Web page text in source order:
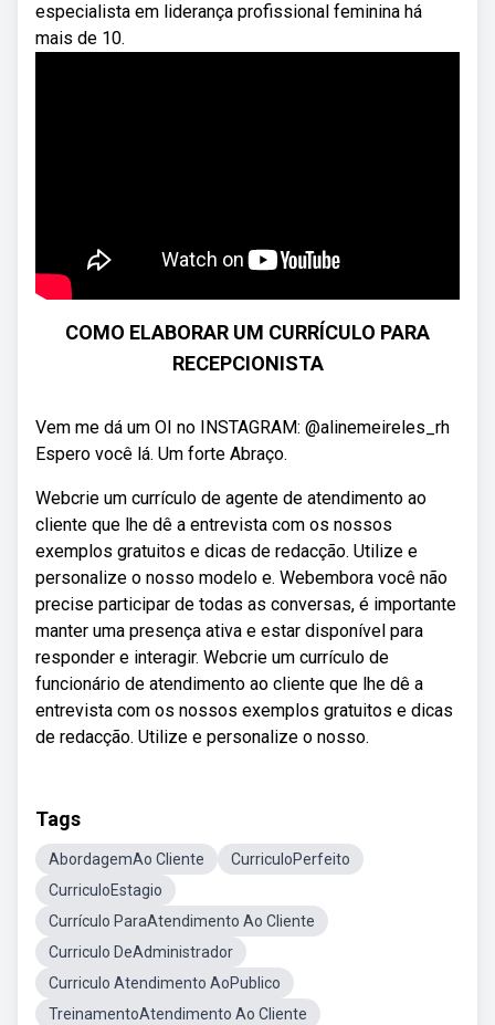
especialista em liderança profissional feminina há
mais de 10.
COMO ELABORAR UM CURRÍCULO PARA
RECEPCIONISTA
Vem me dá um OI no INSTAGRAM: @alinemeireles_rh
Espero você lá. Um forte Abraço.
Webcrie um currículo de agente de atendimento ao
cliente que lhe dê a entrevista com os nossos
exemplos gratuitos e dicas de redacção. Utilize e
personalize o nosso modelo e. Webembora você não
precise participar de todas as conversas, é importante
manter uma presença ativa e estar disponível para
responder e interagir. Webcrie um currículo de
funcionário de atendimento ao cliente que lhe dê a
entrevista com os nossos exemplos gratuitos e dicas
de redacção. Utilize e personalize o nosso.
Tags
AbordagemAo Cliente
CurriculoPerfeito
CurriculoEstagio
Currículo ParaAtendimento Ao Cliente
Curriculo DeAdministrador
Curriculo Atendimento AoPublico
TreinamentoAtendimento Ao Cliente